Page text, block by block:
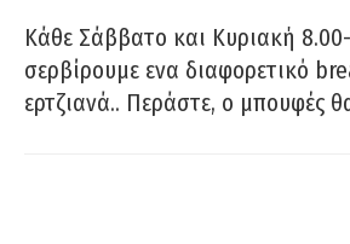
Κάθε Σάββατο και Κυριακή
σερβίρουμε ενα διαφορετικό
ερτζιανά.. Περάστε, ο μπουφές